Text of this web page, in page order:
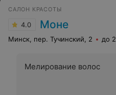
САЛОН КРАСОТЫ
4.0 Моне
Минск, пер. Тучинский, 2 до
Мелирование волос